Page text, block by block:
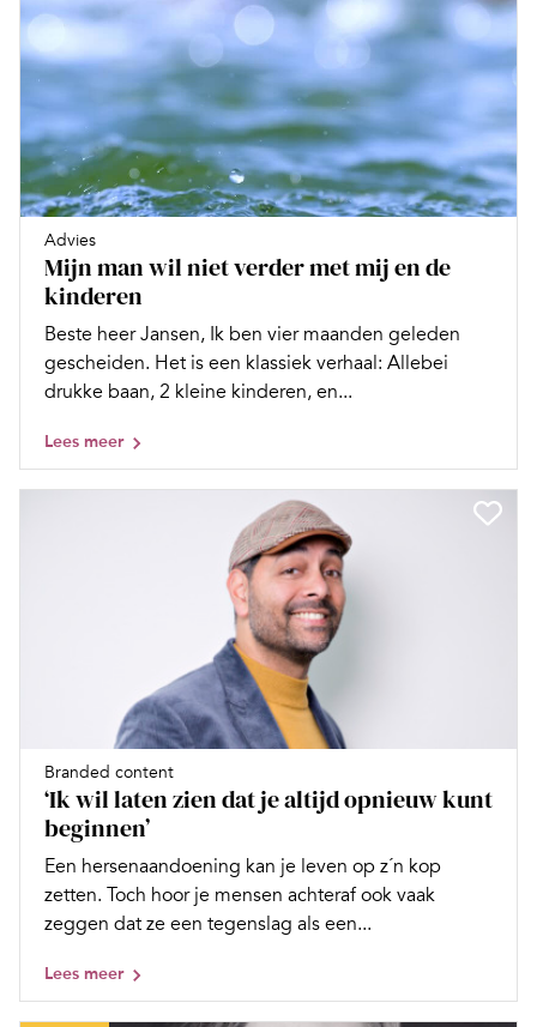
Advies
Mijn man wil niet verder met mij en de
kinderen
Beste heer Jansen, Ik ben vier maanden geleden
gescheiden. Het is een klassiek verhaal: Allebei
drukke baan, 2 kleine kinderen, en...
Lees meer
Branded content
‘Ik wil laten zien dat je altijd opnieuw kunt
beginnen’
Een hersenaandoening kan je leven op z´n kop
zetten. Toch hoor je mensen achteraf ook vaak
zeggen dat ze een tegenslag als een...
Lees meer